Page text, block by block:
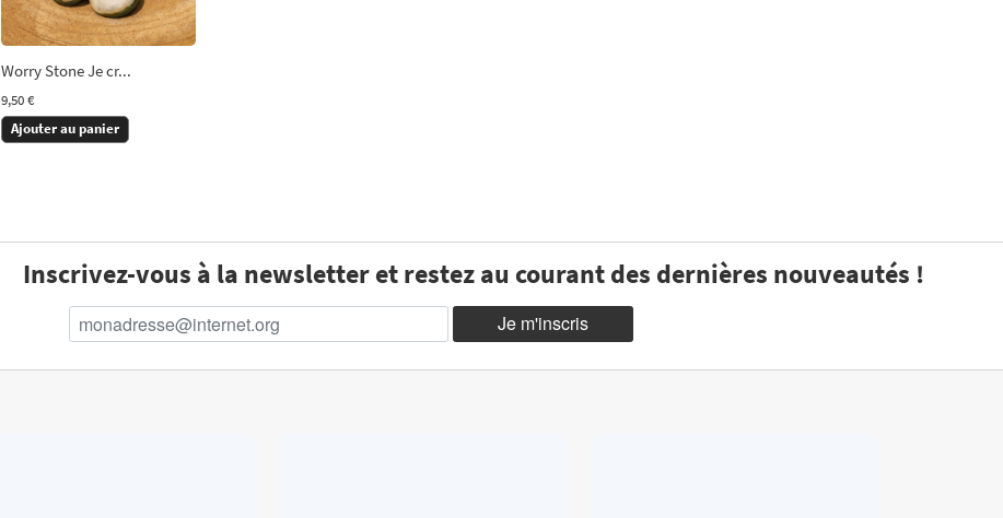
Worry Stone Je cr...
9,50 €
Ajouter au panier
Inscrivez-vous à la newsletter et restez au courant des dernières nouveautés !